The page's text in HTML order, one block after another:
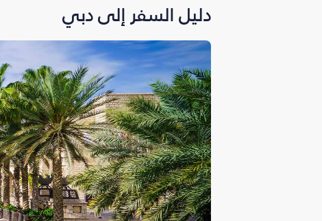
دليل السفر إلى دبي